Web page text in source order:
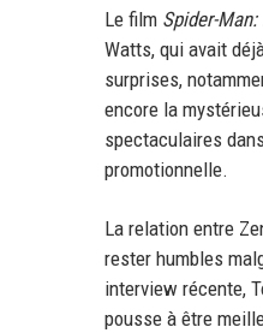
Le film Spider-
Watts, qui avait
surprises,
encore la
spectaculaires
promotionnelle.
La relation entre
rester humbles
interview récente,
pousse à être